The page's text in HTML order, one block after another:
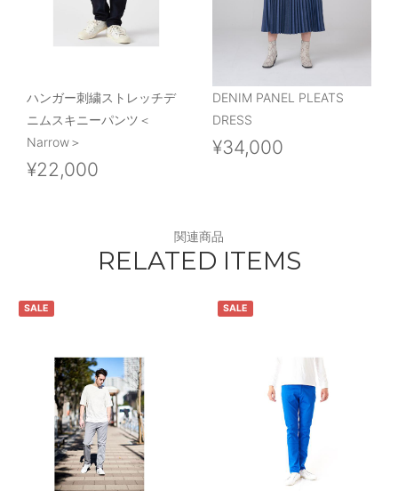
ハンガー刺繍ストレッチデ
ニムスキニーパンツ＜
Narrow＞
¥22,000
DENIM PANEL PLEATS
DRESS
¥34,000
関連商品
RELATED ITEMS
SALE SALE